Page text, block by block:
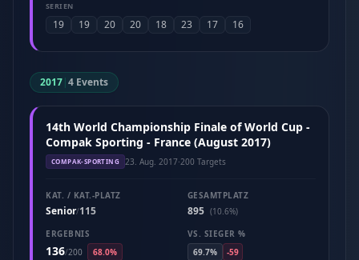
SERIEN
19 19 20 20 18 23 17 16
2017|4 Events
14th World Championship Finale of World Cup -
Compak Sporting - France (August 2017)
COMPAK-SPORTING 23. Aug. 2017·200 Targets
KAT. / KAT.-PLATZ
Senior/115
GESAMTPLATZ
895 (10.6%)
ERGEBNIS
136/200 68.0%
VS. SIEGER %
69.7%
-59